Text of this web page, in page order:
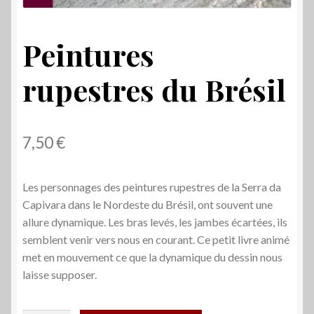
Peintures
rupestres du Brésil
7,50€
Les personnages des peintures rupestres de la Serra da
Capivara dans le Nordeste du Brésil, ont souvent une
allure dynamique. Les bras levés, les jambes écartées, ils
semblent venir vers nous en courant. Ce petit livre animé
met en mouvement ce que la dynamique du dessin nous
laisse supposer.